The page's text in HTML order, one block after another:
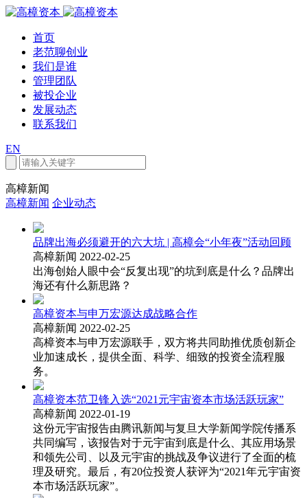
首页
老范聊创业
我们是谁
管理团队
被投企业
发展动态
联系我们
EN
高樟新闻
高樟新闻 企业动态
品牌出海必须避开的六大坑 | 高樟会“小年夜”活动回顾
高樟新闻 2022-02-25
出海创始人眼中会“反复出现”的坑到底是什么？品牌出
海还有什么新思路？
高樟资本与申万宏源达成战略合作
高樟新闻 2022-02-25
高樟资本与申万宏源联手，双方将共同助推优质创新企
业加速成长，提供全面、科学、细致的投资全流程服
务。
高樟资本范卫锋入选“2021元宇宙资本市场活跃玩家”
高樟新闻 2022-01-19
这份元宇宙报告由腾讯新闻与复旦大学新闻学院传播系
共同编写，该报告对于元宇宙到底是什么、其应用场景
和领先公司、以及元宇宙的挑战及争议进行了全面的梳
理及研究。最后，有20位投资人获评为“2021年元宇宙资
本市场活跃玩家”。